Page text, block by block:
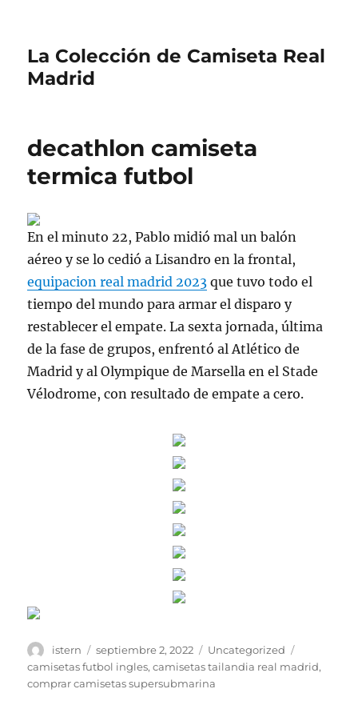
La Colección de Camiseta Real
Madrid
decathlon camiseta
termica futbol
En el minuto 22, Pablo midió mal un balón
aéreo y se lo cedió a Lisandro en la frontal,
equipacion real madrid 2023 que tuvo todo el
tiempo del mundo para armar el disparo y
restablecer el empate. La sexta jornada, última
de la fase de grupos, enfrentó al Atlético de
Madrid y al Olympique de Marsella en el Stade
Vélodrome, con resultado de empate a cero.
Autor
istern
Publicado
el
septiembre 2, 2022 Categorías
Uncategorized
camisetas futbol ingles,camisetas tailandia real madrid,
comprar camisetas supersubmarina